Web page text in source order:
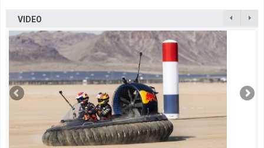
VIDEO